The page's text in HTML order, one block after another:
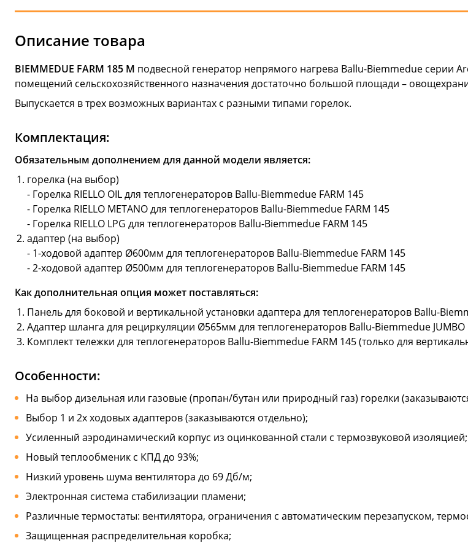
Описание товара
BIEMMEDUE FARM 185 М подвесной генератор непрямого нагрева Ballu-Biemmedue серии
помещений сельскохозяйственного назначения достаточно большой площади –
Выпускается в трех возможных вариантах с разными типами горелок.
Комплектация:
Обязательным дополнением для данной модели является:
горелка (на выбор)
- Горелка RIELLO OIL для теплогенераторов Ballu-Biemmedue FARM 145
- Горелка RIELLO METANO для теплогенераторов Ballu-Biemmedue FARM 145
- Горелка RIELLO LPG для теплогенераторов Ballu-Biemmedue FARM 145
адаптер (на выбор)
- 1-ходовой адаптер Ø600мм для теплогенераторов Ballu-Biemmedue FARM 145
- 2-ходовой адаптер Ø500мм для теплогенераторов Ballu-Biemmedue FARM 145
Как дополнительная опция может поставляться:
Панель для боковой и вертикальной установки адаптера для теплогенераторов Ballu-
Адаптер шланга для рециркуляции Ø565мм для теплогенераторов Ballu-Biemmedue JUMBO
Комплект тележки для теплогенераторов Ballu-Biemmedue FARM 145 (только для
Особенности:
На выбор дизельная или газовые (пропан/бутан или природный газ) горелки
Выбор 1 и 2х ходовых адаптеров (заказываются отдельно);
Усиленный аэродинамический корпус из оцинкованной стали с термозвуковой изоляцией;
Новый теплообменик с КПД до 93%;
Низкий уровень шума вентилятора до 69 Дб/м;
Электронная система стабилизации пламени;
Различные термостаты: вентилятора, ограничения с автоматическим перезапуском,
Защищенная распределительная коробка;